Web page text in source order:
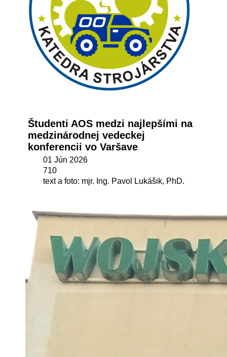
Študenti AOS medzi najlepšími na
medzinárodnej vedeckej
konferencii vo Varšave
01 Jún 2026
710
text a foto: mjr. Ing. Pavol Lukášik, PhD.